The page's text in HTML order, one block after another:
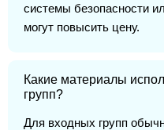
системы безопасности
могут повысить цену.
Какие материалы
групп?
Для входных групп